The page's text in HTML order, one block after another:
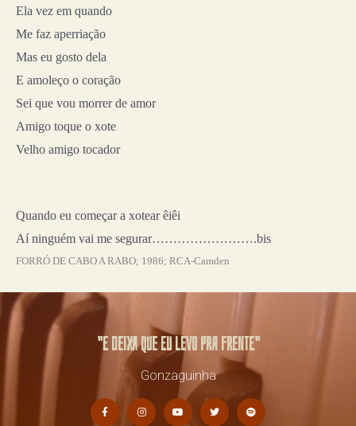
Ela vez em quando
Me faz aperriação
Mas eu gosto dela
E amoleço o coração
Sei que vou morrer de amor
Amigo toque o xote
Velho amigo tocador
Quando eu começar a xotear êiêi
Aí ninguém vai me segurar…………………….bis
FORRÓ DE CABO A RABO; 1986; RCA-Camden
"E deixa que eu levo pra frente"
Gonzaguinha